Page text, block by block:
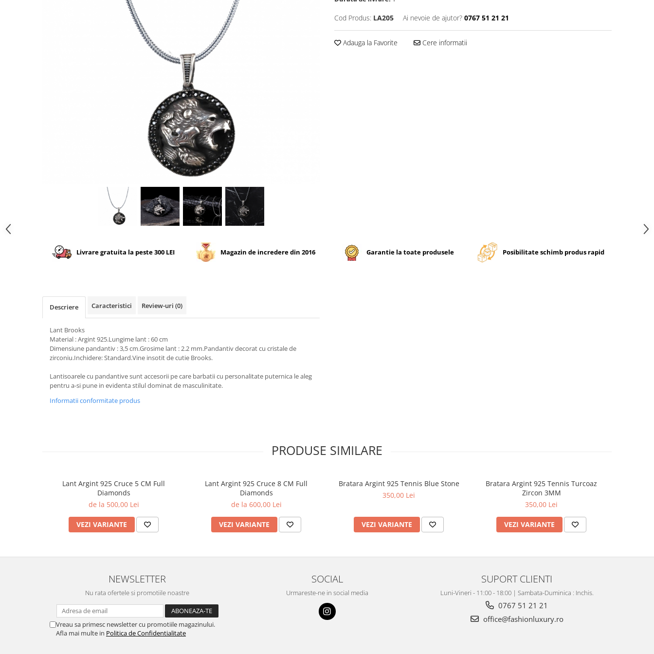
Cod Produs: LA205 Ai nevoie de ajutor? 0767 51 21 21
Adauga la Favorite Cere informatii
Livrare gratuita la peste 300 LEI Magazin de incredere din 2016 Garantie la toate produsele Posibilitate schimb produs rapid
Descriere Caracteristici Review-uri (0)
Lant Brooks
Material : Argint 925.Lungime lant : 60 cm
Dimensiune pandantiv : 3,5 cm.Grosime lant : 2.2 mm.Pandantiv decorat cu cristale de
zirconiu.Inchidere: Standard.Vine insotit de cutie Brooks.
Lantisoarele cu pandantive sunt accesorii pe care barbatii cu personalitate puternica le aleg
pentru a-si pune in evidenta stilul dominat de masculinitate.
Informatii conformitate produs
PRODUSE SIMILARE
Lant Argint 925 Cruce 5 CM Full
Diamonds
de la 500,00 Lei
VEZI VARIANTE
Lant Argint 925 Cruce 8 CM Full
Diamonds
de la 600,00 Lei
VEZI VARIANTE
Bratara Argint 925 Tennis Blue Stone
350,00 Lei
VEZI VARIANTE
Bratara Argint 925 Tennis Turcoaz
Zircon 3MM
350,00 Lei
VEZI VARIANTE
NEWSLETTER
Nu rata ofertele si promotiile noastre
Vreau sa primesc newsletter cu promotiile magazinului.
Afla mai multe in Politica de Confidentialitate
SOCIAL
Urmareste-ne in social media
SUPORT CLIENTI
Luni-Vineri - 11:00 - 18:00 | Sambata-Duminica : Inchis.
0767 51 21 21
office@fashionluxury.ro